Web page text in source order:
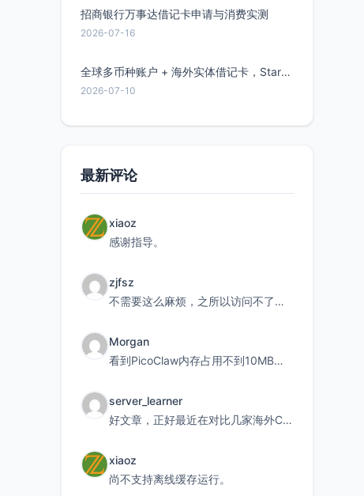
招商银行万事达借记卡申请与消费实测
2026-07-16
全球多币种账户 + 海外实体借记卡，Starryblu开户教程与注意事项
2026-07-10
最新评论
xiaoz
感谢指导。
zjfsz
不需要这么麻烦，之所以访问不了，是由于非对称路由的问题，在爱快主路由添加一条静态路由192.168.
Morgan
看到PicoClaw内存占用不到10MB这个数据真的很惊喜，确实很适合我这种想用旧设备折腾AI的小白
server_learner
好文章，正好最近在对比几家海外CDN。文中提到CF免费版不支持自定义回源端口和HOST这个痛点太真实
xiaoz
尚不支持离线缓存运行。